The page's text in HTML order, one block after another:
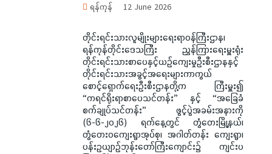
ရန်ကုန် 12 June 2026
တိုင်းရင်းသားလူမျိုးများရေးရာဝန်ကြီးဌာန၊
ရန်ကုန်တိုင်းဒေသကြီး ညွှန်ကြားရေးမှူးရုံး
တိုင်းရင်းသားစာပေနှင့်ယဉ်ကျေးမှုဦးစီးဌာနနှင့်
တိုင်းရင်းသားအခွင့်အရေးများကာကွယ်
စောင့်ရှောက်ရေးဦးစီးဌာနတို့က ကြီးမှူး၍
“ကရင်ရိုးရာစာပေသင်တန်း” နှင့် “အခြေခံ
စက်ချုပ်သင်တန်း” ဖွင့်ပွဲအခမ်းအနားကို
(၆-၆-၂၀၂၆) ရက်နေ့တွင် တွံတေးမြို့နယ်၊
တွံတေးဝကျေးရွာအုပ်စု၊ အဂါတ်တန်း ကျေးရွာ၊
ပန်းဥယျာဉ်ဘုန်းတော်ကြီးကျောင်း၌ ကျင်းပ